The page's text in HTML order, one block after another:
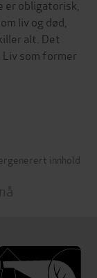
er obligatorisk,
liv og død,
alt. Det
Liv som former
innhold